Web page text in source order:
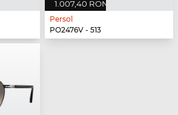
1.007,40 RON
Persol
PO2476V - 513